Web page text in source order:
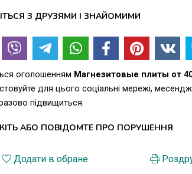
З ДРУЗЯМИ І ЗНАЙОМИМИ
оголошенням Магнезитовые плиты от
для цього соціальні мережі,
підвищиться.
АБО ПОВІДОМТЕ ПРО ПОРУШЕННЯ
Додати в обране